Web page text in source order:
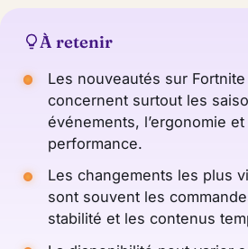
À retenir
Les nouveautés sur
concernent surtout les
événements, l’ergonomie
performance.
Les changements les plus
sont souvent les
stabilité et les contenus